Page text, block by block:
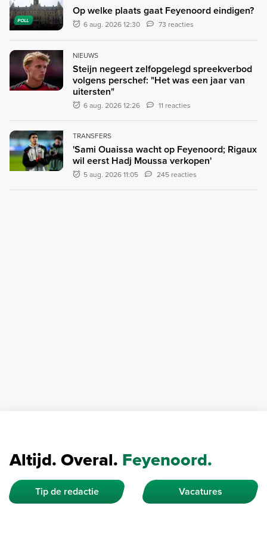
POLL
Op welke plaats gaat Feyenoord eindigen?
6 aug. 2026 12:30 73 reacties
NIEUWS
Steijn negeert zelfopgelegd spreekverbod
volgens perschef: "Het was een jaar van
uitersten"
6 aug. 2026 12:26 11 reacties
TRANSFERS
'Sami Ouaissa wacht op Feyenoord; Rigaux
wil eerst Hadj Moussa verkopen'
5 aug. 2026 11:05 245 reacties
Altijd. Overal. Feyenoord.
Tip de redactie Vacatures